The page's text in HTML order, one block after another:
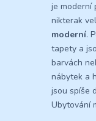
je moderní
nikterak
moderní.
tapety a
barvách
nábytek a
jsou spíše
Ubytování